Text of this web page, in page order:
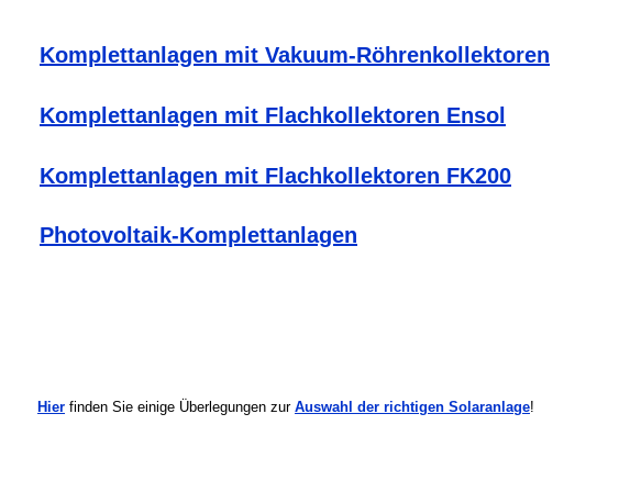
Komplettanlagen mit Vakuum-Röhrenkollektoren
Komplettanlagen mit Flachkollektoren Ensol
Komplettanlagen mit Flachkollektoren FK200
Photovoltaik-Komplettanlagen
Hier finden Sie einige Überlegungen zur Auswahl der richtigen Solaranlage!